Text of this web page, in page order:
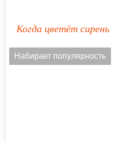
Когда цветёт сирень
Набирает популярность